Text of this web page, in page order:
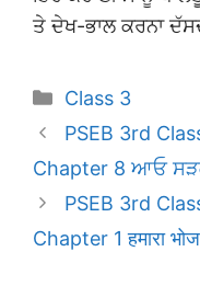
ਤੇ ਦੇਖ-ਭਾਲ ਕਰਨਾ
Categories
Class 3
PSEB 3rd
Chapter 8 ਆਓ
PSEB 3rd
Chapter 1 हमारा